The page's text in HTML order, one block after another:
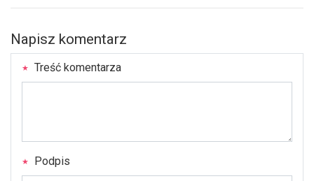
Napisz komentarz
Treść komentarza
Podpis